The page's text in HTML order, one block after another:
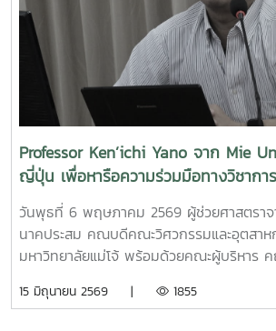
วิทยาศาสตร์เทคโนโลยีเกษตรและอาหาร
Park
(MAP)https://www.facebook.com/share/
2569 ที่โรงแรมยูนิมมาน โดย ได้รับเกียรติจา
ศาสตราจารย์ ดร.สุภัทร พัฒน์วิชัยโชติ" คณะ
มหาวิทยาลัยเกษตรศาสตร์ เป็นวิทยากรการ
เสริมให้บุคลากรนำความรู้ที่ได้ ใช้ในการวิเครา
เชื่อมโยงกระบวนการ เพื่อมุ่งสู่ความเป็นเลิ
Professor Ken’ichi Yano จาก Mie
ญี่ปุ่น เพื่อหารือความร่วมมือทางวิชากา
เปลี่ยนนักศึกษา
วันพุธที่ 6 พฤษภาคม 2569 ผู้ช่วยศาสตรา
นาคประสม คณบดีคณะวิศวกรรมและอุตสาห
มหาวิทยาลัยแม่โจ้ พร้อมด้วยคณะผู้บริหาร
วิทยาศาสตร์การอาหาร หลักสูตรระดับบัณฑิต
15 มิถุนายน 2569 | 1855